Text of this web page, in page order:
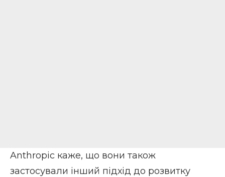
Anthropic каже, що вони також
застосували інший підхід до розвитку